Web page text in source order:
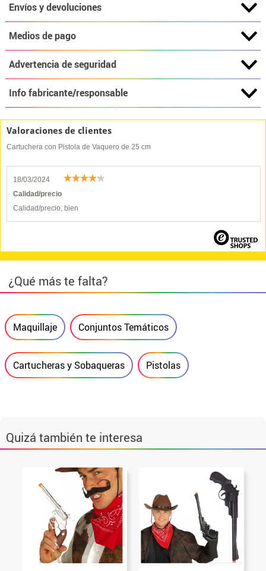
Envíos y devoluciones
Medios de pago
Advertencia de seguridad
Info fabricante/responsable
Valoraciones de clientes
Cartuchera con Pistola de Vaquero de 25 cm
18/03/2024
Calidad/precio
Calidad/precio, bien
¿Qué más te falta?
Maquillaje Conjuntos Temáticos
Cartucheras y Sobaqueras Pistolas
Quizá también te interesa